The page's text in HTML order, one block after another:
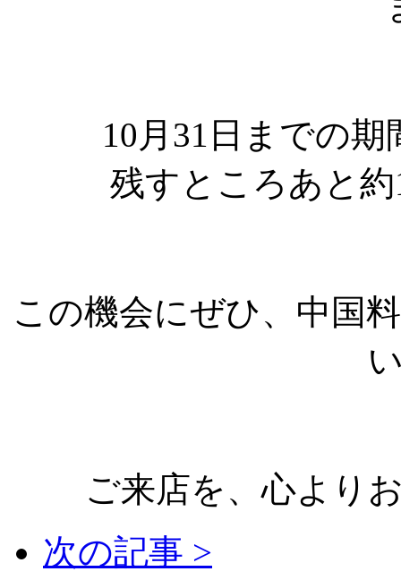
10月31日までの
残すところあと
この機会にぜひ、中国
ご来店を、心より
次の記事 >